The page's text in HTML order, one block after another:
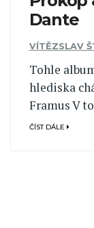
Dante
VÍTĚZSLAV
Tohle
hlediska
Framus V
ČÍST DÁLE